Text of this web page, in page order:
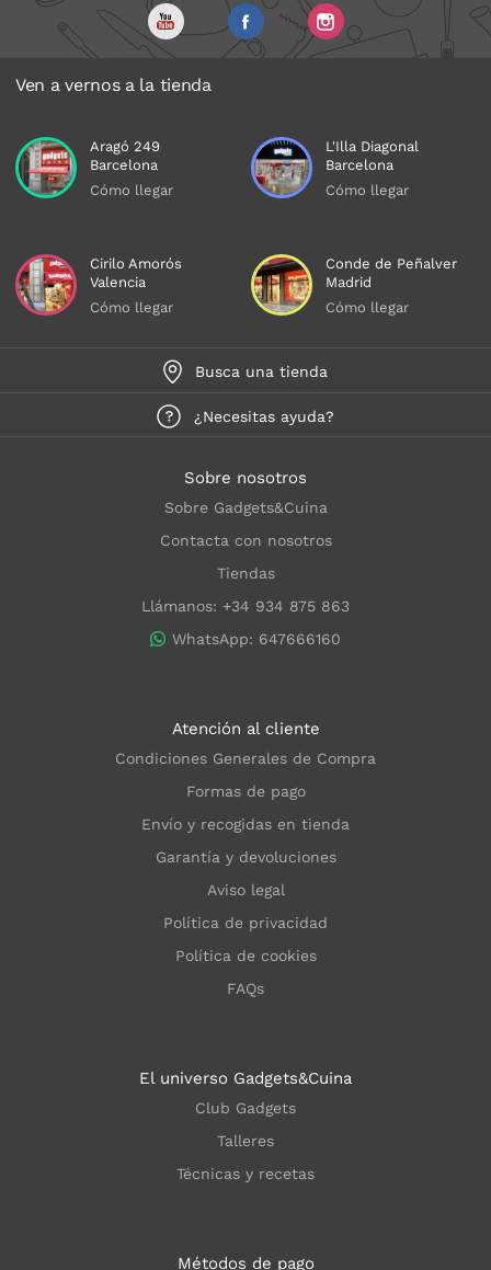
Ven a vernos a la tienda
Aragó 249
Barcelona
Cómo llegar
L'Illa Diagonal
Barcelona
Cómo llegar
Cirilo Amorós
Valencia
Cómo llegar
Conde de Peñalver
Madrid
Cómo llegar
Busca una tienda
¿Necesitas ayuda?
Sobre nosotros
Sobre Gadgets&Cuina
Contacta con nosotros
Tiendas
Llámanos: +34 934 875 863
WhatsApp: 647666160
Atención al cliente
Condiciones Generales de Compra
Formas de pago
Envío y recogidas en tienda
Garantía y devoluciones
Aviso legal
Política de privacidad
Política de cookies
FAQs
El universo Gadgets&Cuina
Club Gadgets
Talleres
Técnicas y recetas
Métodos de pago